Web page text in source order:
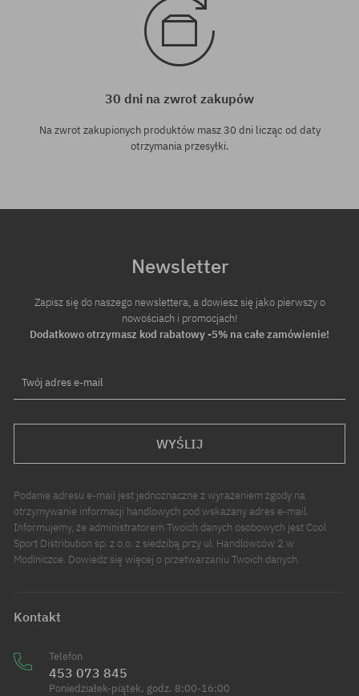
30 dni na zwrot zakupów
Na zwrot zakupionych produktów masz 30 dni licząc od daty
otrzymania przesyłki.
Newsletter
Zapisz się do naszego newslettera, a dowiesz się jako pierwszy o
nowościach i promocjach!
Dodatkowo otrzymasz kod rabatowy -5% na całe zamówienie!
Twój adres e-mail
WYŚLIJ
Podanie adresu e-mail jest jednoznaczne z wyrażeniem zgody na
otrzymywanie informacji handlowych pod wskazany adres e-mail.
Informujemy, że administratorem Twoich danych osobowych jest Cool
Sport Distribution sp. z o.o. z siedzibą przy ul. Handlowców 2 w
Modlniczce. Dowiedz się więcej o przetwarzaniu Twoich danych.
Kontakt
Telefon
453 073 845
Poniedziałek-piątek, godz. 8:00-16:00